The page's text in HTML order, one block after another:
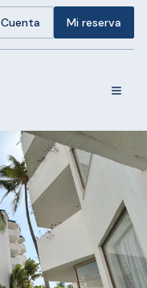
Cuenta Mi reserva